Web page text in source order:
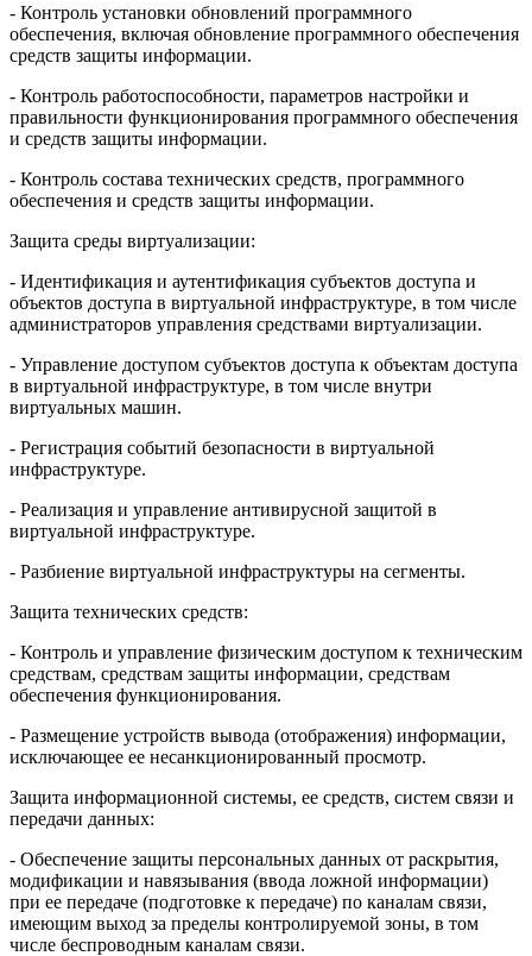
- Контроль установки обновлений программного
обеспечения, включая обновление программного обеспечения
средств защиты информации.
- Контроль работоспособности, параметров настройки и
правильности функционирования программного обеспечения
и средств защиты информации.
- Контроль состава технических средств, программного
обеспечения и средств защиты информации.
Защита среды виртуализации:
- Идентификация и аутентификация субъектов доступа и
объектов доступа в виртуальной инфраструктуре, в том числе
администраторов управления средствами виртуализации.
- Управление доступом субъектов доступа к объектам доступа
в виртуальной инфраструктуре, в том числе внутри
виртуальных машин.
- Регистрация событий безопасности в виртуальной
инфраструктуре.
- Реализация и управление антивирусной защитой в
виртуальной инфраструктуре.
- Разбиение виртуальной инфраструктуры на сегменты.
Защита технических средств:
- Контроль и управление физическим доступом к техническим
средствам, средствам защиты информации, средствам
обеспечения функционирования.
- Размещение устройств вывода (отображения) информации,
исключающее ее несанкционированный просмотр.
Защита информационной системы, ее средств, систем связи и
передачи данных:
- Обеспечение защиты персональных данных от раскрытия,
модификации и навязывания (ввода ложной информации)
при ее передаче (подготовке к передаче) по каналам связи,
имеющим выход за пределы контролируемой зоны, в том
числе беспроводным каналам связи.